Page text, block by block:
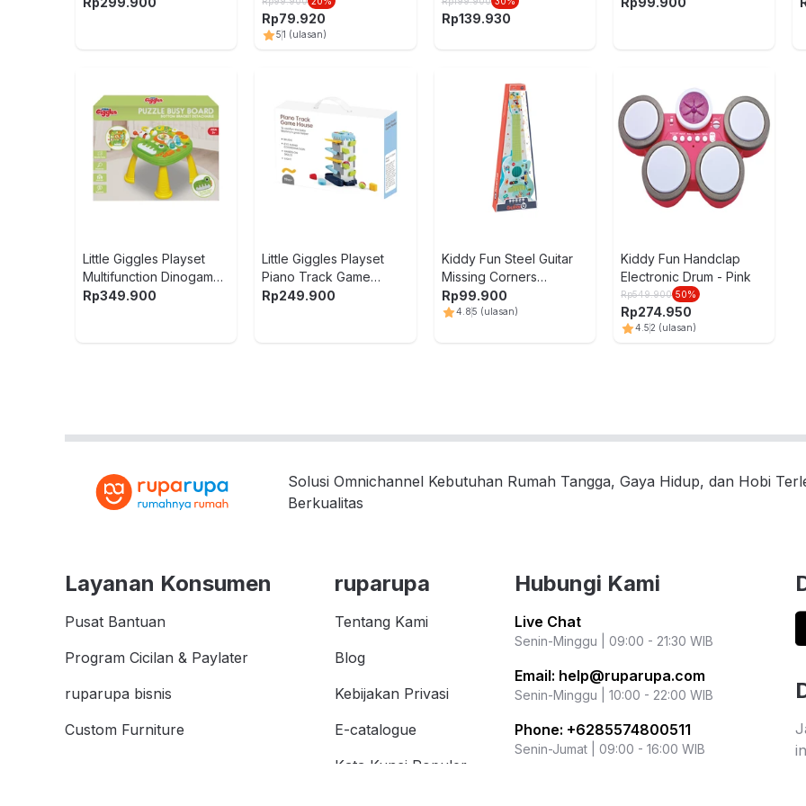
Rp79.920
51 (ulasan)
Rp139.930
Little Giggles Playset
Multifunction Dinogame
Table - Hijau
Rp349.900
Little Giggles Playset
Piano Track Game
House - Mix
Rp249.900
Kiddy Fun Steel Guitar
Missing Corners
Random
Rp99.900
4.85 (ulasan)
Kiddy Fun Handclap
Electronic Drum - Pink
Rp549.900 50%
Rp274.950
4.52 (ulasan)
Solusi Omnichannel Kebutuhan Rumah Tangga, Gaya Hidup, dan Hobi
Berkualitas
Layanan Konsumen
Pusat Bantuan
Program Cicilan & Paylater
ruparupa bisnis
Custom Furniture
ruparupa
Tentang Kami
Blog
Kebijakan Privasi
E-catalogue
Kata Kunci Populer
Hubungi Kami
Live Chat
Senin-Minggu | 09:00 - 21:30 WIB
Email: help@ruparupa.com
Senin-Minggu | 10:00 - 22:00 WIB
Phone: +6285574800511
Senin-Jumat | 09:00 - 16:00 WIB